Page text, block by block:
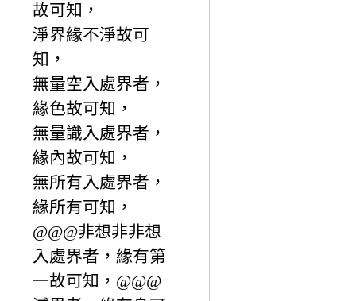
故可知，
淨界緣不淨故可
知，
無量空入處界者，
緣色故可知，
無量識入處界者，
緣內故可知，
無所有入處界者，
緣所有可知，
@@@非想非非想
入處界者，緣有第
一故可知，@@@